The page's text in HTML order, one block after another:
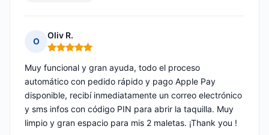
O
Oliv R.
Nota: 5 de 5
Muy funcional y gran ayuda, todo el proceso
automático con pedido rápido y pago Apple Pay
disponible, recibí inmediatamente un correo electrónico
y sms infos con código PIN para abrir la taquilla. Muy
limpio y gran espacio para mis 2 maletas. ¡Thank you !